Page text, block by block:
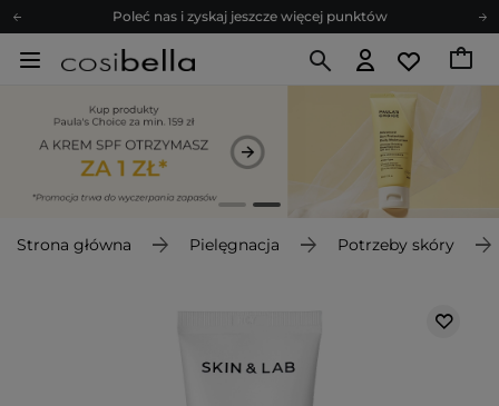
Poleć nas i zyskaj jeszcze więcej punktów
Zapisz się na newsletter pełen porad
Z nami to możliwe! Realizacja zamówienia do 24h.
Poleć nas i zyskaj jeszcze więcej punktów
Zapisz się na newsletter pełen porad
Strona główna Pielęgnacja Potrzeby skóry